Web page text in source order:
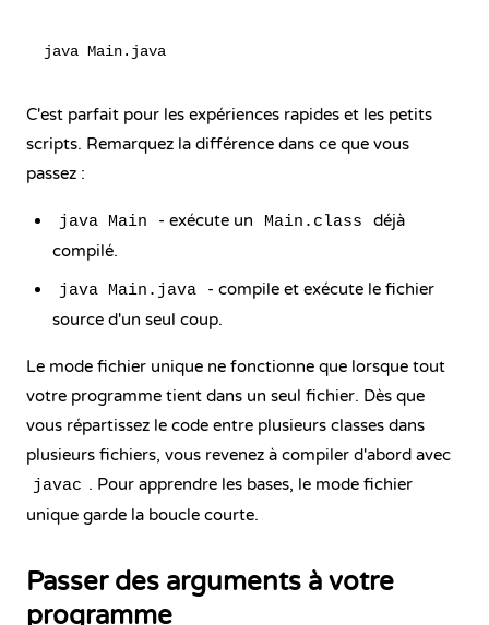
C'est parfait pour les expériences rapides et les petits
scripts. Remarquez la différence dans ce que vous
passez :
java Main - exécute un Main.class
déjà
compilé.
java Main.java
- compile et exécute le fichier
source d'un seul coup.
Le mode fichier unique ne fonctionne que lorsque tout
votre programme tient dans un seul fichier. Dès que
vous répartissez le code entre plusieurs classes dans
plusieurs fichiers, vous revenez à compiler d'abord avec
javac . Pour apprendre les bases, le mode fichier
unique garde la boucle courte.
Passer des arguments à votre
programme